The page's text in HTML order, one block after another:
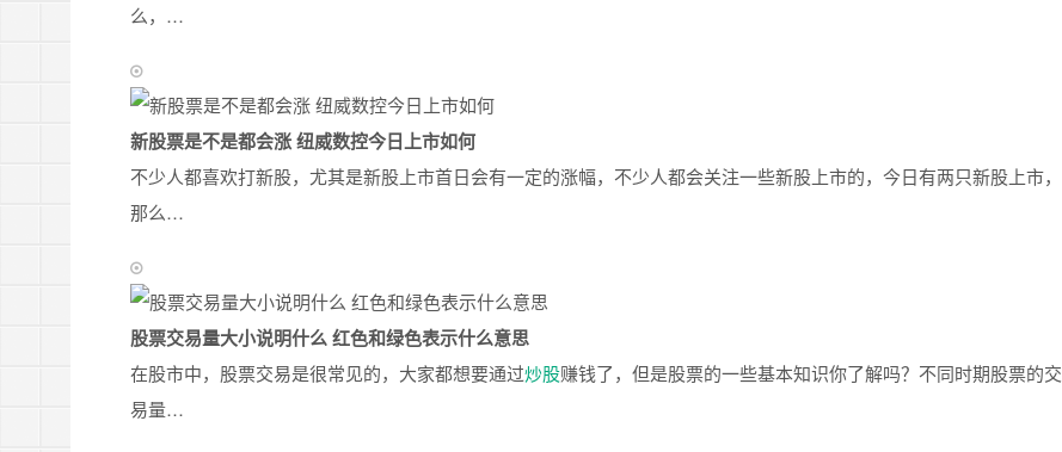
么，…
新股票是不是都会涨 纽威数控今日上市如何
不少人都喜欢打新股，尤其是新股上市首日会有一定的涨幅，不少人都会关注一些新股上市的，今日有两只新股上市，
那么…
股票交易量大小说明什么 红色和绿色表示什么意思
在股市中，股票交易是很常见的，大家都想要通过炒股赚钱了，但是股票的一些基本知识你了解吗？不同时期股票的交
易量…